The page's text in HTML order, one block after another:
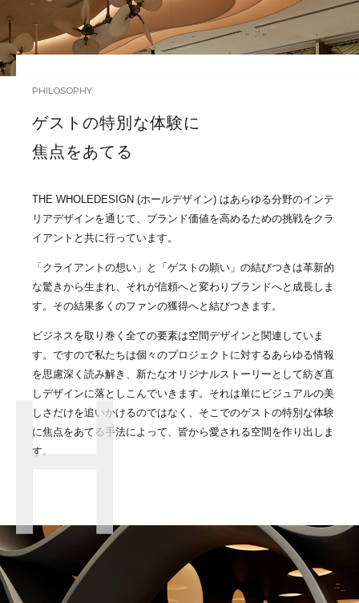
PHILOSOPHY
ゲストの特別な体験に
焦点をあてる
THE WHOLEDESIGN (ホールデザイン) はあらゆる分野のインテ
リアデザインを通じて、ブランド価値を高めるための挑戦をクラ
イアントと共に行っています。
「クライアントの想い」と「ゲストの願い」の結びつきは革新的
な驚きから生まれ、それが信頼へと変わりブランドへと成長しま
す。その結果多くのファンの獲得へと結びつきます。
ビジネスを取り巻く全ての要素は空間デザインと関連していま
す。ですので私たちは個々のプロジェクトに対するあらゆる情報
を思慮深く読み解き、新たなオリジナルストーリーとして紡ぎ直
しデザインに落としこんでいきます。それは単にビジュアルの美
しさだけを追いかけるのではなく、そこでのゲストの特別な体験
に焦点をあてる手法によって、皆から愛される空間を作り出しま
す。